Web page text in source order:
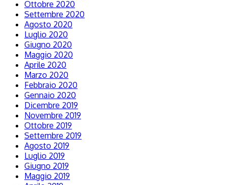
Ottobre 2020
Settembre 2020
Agosto 2020
Luglio 2020
Giugno 2020
Maggio 2020
Aprile 2020
Marzo 2020
Febbraio 2020
Gennaio 2020
Dicembre 2019
Novembre 2019
Ottobre 2019
Settembre 2019
Agosto 2019
Luglio 2019
Giugno 2019
Maggio 2019